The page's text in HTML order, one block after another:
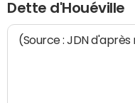
Dette d'Houéville
(Source : JDN